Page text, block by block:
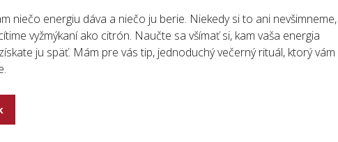
niečo energiu dáva a niečo ju berie. Niekedy si to ani nevšimneme,
vyžmýkaní ako citrón. Naučte sa všímať si, kam vaša energia
ju späť. Mám pre vás tip, jednoduchý večerný rituál, ktorý vám